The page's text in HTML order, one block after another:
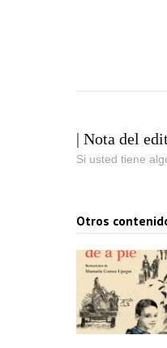
o
e
a
u
d
i
| Nota del
Si usted tiene
Otros